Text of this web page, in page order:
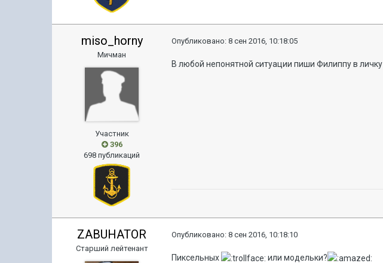
miso_horny
Мичман
Участник
396
698 публикаций
Опубликовано:8 сен 2016, 10:18:05
В любой непонятной ситуации пиши Филиппу в личку
ZABUHATOR
Старший лейтенант
Опубликовано:8 сен 2016, 10:18:10
Пиксельных или модельки?